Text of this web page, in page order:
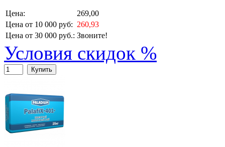
Цена:
269,00
Цена от 10 000 руб: 260,93
Цена от 30 000 руб.: Звоните!
Условия скидок %
Купить